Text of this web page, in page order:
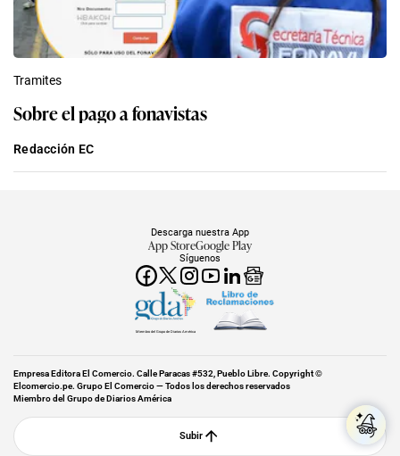
Tramites
Sobre el pago a fonavistas
Redacción EC
Síguenos
Descarga nuestra App
App StoreGoogle Play
Miembro del Grupo de Diarios América
Empresa Editora El Comercio. Calle Paracas #532, Pueblo Libre. Copyright ©
Elcomercio.pe. Grupo El Comercio — Todos los derechos reservados
Miembro del Grupo de Diarios América
Subir